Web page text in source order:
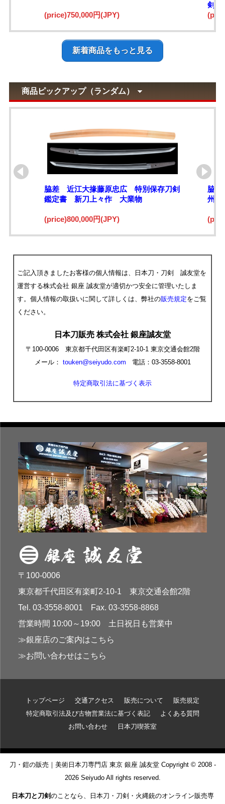
(price)750,000円(JPY)
剣
新着商品をもっと見る
商品ピックアップ（ランダム）
脇差 近江大掾藤原忠広 特別保存刀剣
鑑定書 新刀上々作 大業物
(price)800,000円(JPY)
脇
州江
ご記入頂きましたお客様の個人情報は、日本刀・刀剣 誠友堂を
運営する株式会社 銀座 誠友堂が適切かつ安全に管理いたしま
す。個人情報の取扱いに関して詳しくは、弊社の販売規定をご覧
ください。
日本刀販売 株式会社 銀座誠友堂
〒100-0006 東京都千代田区有楽町2-10-1 東京交通会館2階
メール： touken@seiyudo.com 電話：03-3558-8001
特定商取引法に基づく表示
〒100-0006
東京都千代田区有楽町2-10-1 東京交通会館2階
Tel. 03-3558-8001 Fax. 03-3558-8868
営業時間 10:00～19:00 土日祝日も営業中
≫銀座店のご案内はこちら
≫お問い合わせはこちら
トップページ 交通アクセス 販売について
販売規定
特定商取引法及び古物営業法に基づく表記
よくある質問
お問い合わせ
日本刀喫茶室
刀・鎧の販売｜美術日本刀専門店 東京 銀座 誠友堂 Copyright © 2008 -
2026 Seiyudo All rights reserved.
日本刀と刀剣のことなら、日本刀・刀剣・火縄銃のオンライン販売専